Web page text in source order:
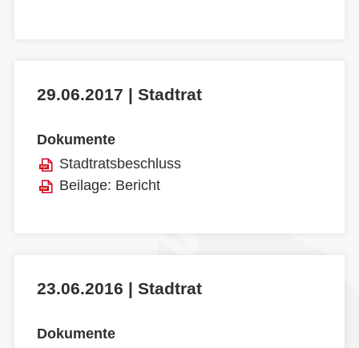
29.06.2017 | Stadtrat
Dokumente
Stadtratsbeschluss
Beilage: Bericht
23.06.2016 | Stadtrat
Dokumente